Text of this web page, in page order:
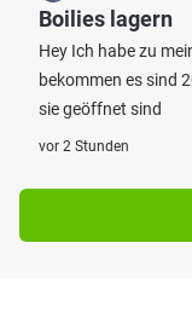
Boilies lagern
Hey Ich habe zu
bekommen es sind
sie geöffnet sind
vor 2 Stunden